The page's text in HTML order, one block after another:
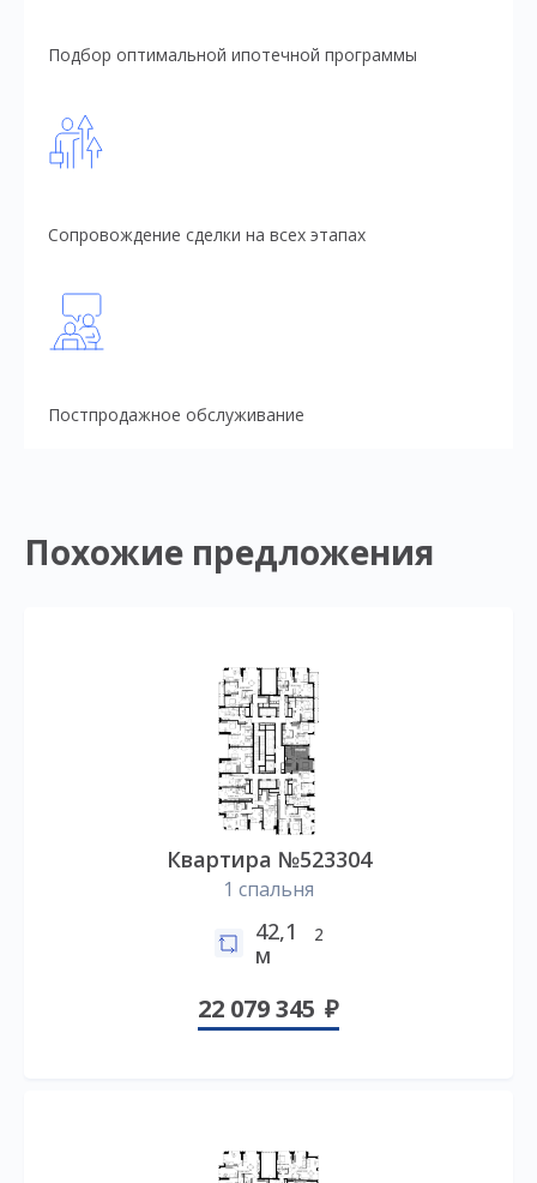
Подбор оптимальной ипотечной программы
Сопровождение сделки на всех этапах
Постпродажное обслуживание
Похожие предложения
Квартира №523304
1 спальня
42,1
м
2
22 079 345